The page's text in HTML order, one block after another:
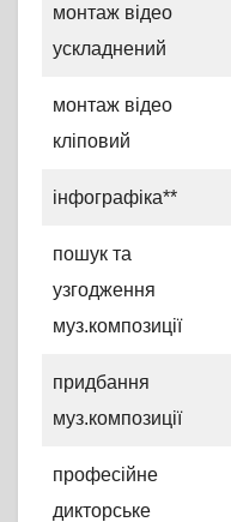
монтаж відео
ускладнений
монтаж відео
кліповий
інфографіка**
пошук та
узгодження
муз.композиції
придбання
муз.композиції
професійне
дикторське